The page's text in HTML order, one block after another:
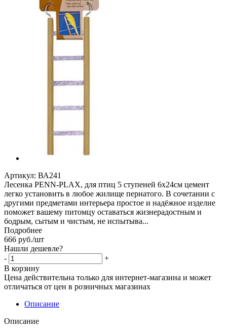
Артикул: ВА241
Лесенка PENN-PLAX, для птиц 5 ступеней 6х24см цемент
легко установить в любое жилище пернатого. В сочетании с
другими предметами интерьера простое и надёжное изделие
поможет вашему питомцу оставаться жизнерадостным и
бодрым, сытым и чистым, не испытыва...
Подробнее
666 руб./шт
Нашли дешевле?
-
+
В корзину
Цена действительна только для интернет-магазина и может
отличаться от цен в розничных магазинах
Описание
Описание